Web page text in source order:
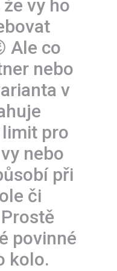
vy ho
Ale co
nebo
v
pro
nebo
při
či
povinné
kolo.